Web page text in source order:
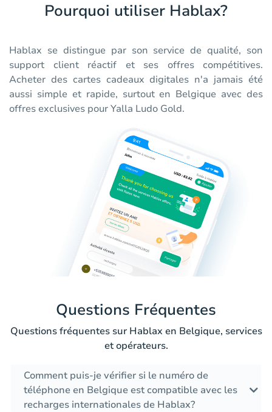
Pourquoi utiliser Hablax?
Hablax se distingue par son service de qualité, son
support client réactif et ses offres compétitives.
Acheter des cartes cadeaux digitales n'a jamais été
aussi simple et rapide, surtout en Belgique avec des
offres exclusives pour Yalla Ludo Gold.
Questions Fréquentes
Questions fréquentes sur Hablax en Belgique, services
et opérateurs.
Comment puis-je vérifier si le numéro de
téléphone en Belgique est compatible avec les
recharges internationales de Hablax?